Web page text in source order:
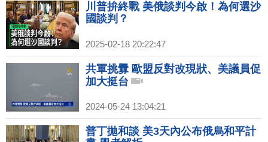
川普拚終戰 美俄談判今啟！為何選沙
國談判？
2025-02-18 20:22:47
共軍挑釁 歐盟反對改現狀、美議員促
加大挺台
2024-05-24 13:04:21
普丁拋和談 美3天內公布俄烏和平計